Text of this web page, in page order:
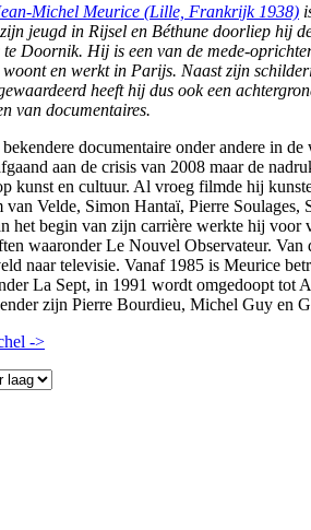
Michel Meurice (Lille, Frankrijk 1938)
jeugd in Rijsel en Béthune doorliep hij
Doornik. Hij is een van de mede-
woont en werkt in Parijs. Naast zijn
heeft hij dus ook een
van documentaires.
documentaire onder andere in
aan de crisis van 2008 maar de
kunst en cultuur. Al vroeg filmde hij
van Velde, Simon Hantaï, Pierre Soulages,
het begin van zijn carrière werkte hij voor
waaronder Le Nouvel Observateur. Van
naar televisie. Vanaf 1985 is Meurice
La Sept, in 1991 wordt omgedoopt tot
zijn Pierre Bourdieu, Michel Guy en
->